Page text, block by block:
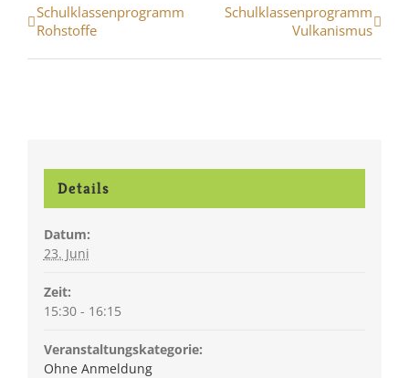
Veranstaltung
Navigation
Schulklassenprogramm
Rohstoffe
Schulklassenprogramm
Vulkanismus
Details
Datum:
23. Juni
Zeit:
15:30 - 16:15
Veranstaltungskategorie:
Ohne Anmeldung